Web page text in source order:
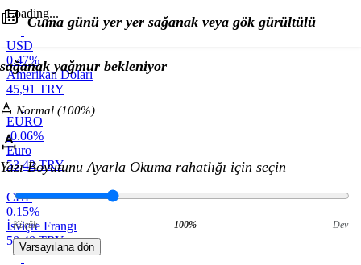
Loading...
USD
0.47%
Amerikan Doları
45,91 TRY
EURO
-0.06%
Euro
53,42 TRY
CHF
0.15%
İsviçre Frangı
58,48 TRY
Cuma günü yer yer sağanak veya gök gürültülü
sağanak yağmur bekleniyor
Normal (100%)
Yazı Boyutunu Ayarla Okuma rahatlığı için seçin
Küçük 100% Dev
Varsayılana dön